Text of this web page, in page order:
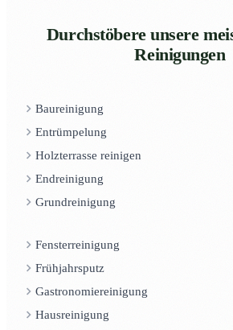
Durchstöbere unsere
Reinigungen
Baureinigung
Entrümpelung
Holzterrasse reinigen
Endreinigung
Grundreinigung
Fensterreinigung
Frühjahrsputz
Gastronomiereinigung
Hausreinigung